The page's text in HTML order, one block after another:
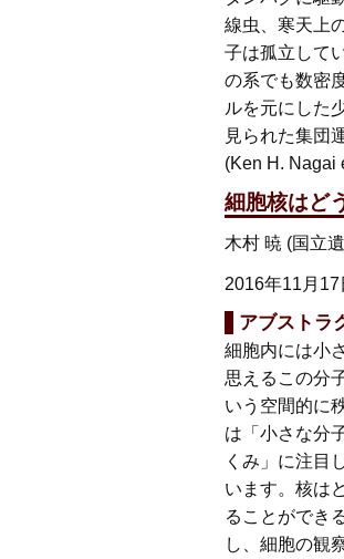
線虫、寒天上
子は孤立して
の系でも数密
ルを元にした
見られた集団
(Ken H. Nagai
細胞核はど
木村 暁 (国立
2016年11月
アブストラ
細胞内には小
思えるこの分
いう空間的に
は「小さな分
くみ」に注目
います。核は
ることができ
し、細胞の観